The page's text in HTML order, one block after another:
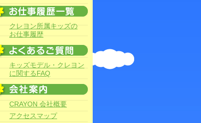
クレヨン所属キッズの
お仕事履歴
キッズモデル・クレヨン
に関するFAQ
CRAYON 会社概要
アクセスマップ